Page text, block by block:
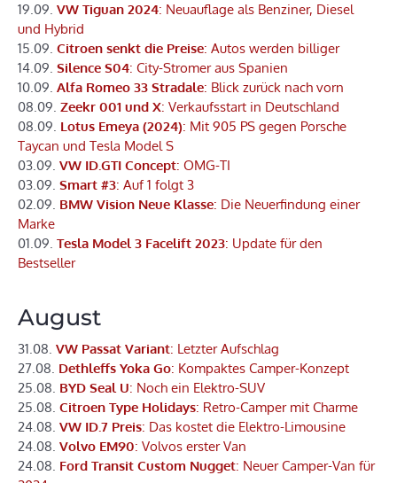
19.09. VW Tiguan 2024: Neuauflage als Benziner, Diesel
und Hybrid
15.09. Citroen senkt die Preise: Autos werden billiger
14.09. Silence S04: City-Stromer aus Spanien
10.09. Alfa Romeo 33 Stradale: Blick zurück nach vorn
08.09. Zeekr 001 und X: Verkaufsstart in Deutschland
08.09. Lotus Emeya (2024): Mit 905 PS gegen Porsche
Taycan und Tesla Model S
03.09. VW ID.GTI Concept: OMG-TI
03.09. Smart #3: Auf 1 folgt 3
02.09. BMW Vision Neue Klasse: Die Neuerfindung einer
Marke
01.09. Tesla Model 3 Facelift 2023: Update für den
Bestseller
August
31.08. VW Passat Variant: Letzter Aufschlag
27.08. Dethleffs Yoka Go: Kompaktes Camper-Konzept
25.08. BYD Seal U: Noch ein Elektro-SUV
25.08. Citroen Type Holidays: Retro-Camper mit Charme
24.08. VW ID.7 Preis: Das kostet die Elektro-Limousine
24.08. Volvo EM90: Volvos erster Van
24.08. Ford Transit Custom Nugget: Neuer Camper-Van für